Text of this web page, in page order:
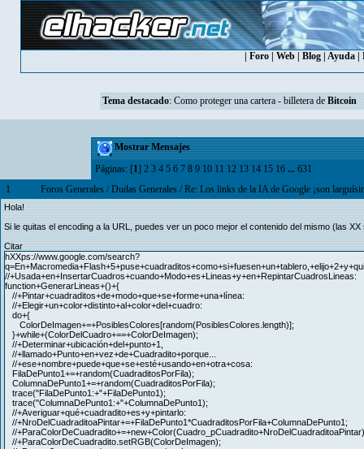
Foro Web Blog Ayuda
Tema destacado: Como proteger una cartera - billetera de Bitcoin
Mostrar Mensajes
Páginas: [1] 2 3 4 5 6 7 8 9 10 11 12 13 14 15 16 ... 631
1
Foros Generales /Dudas Generales /Re: Los links de la IA de Google ¡son
Hola!
Si le quitas el encoding a la URL, puedes ver un poco mejor el contenido del mismo (las
Citar
hXXps://www.google.com/search?
//+Usada+en+InsertarCuadros+cuando+Modo+es+Lineas+y+en+RepintarCuadrosLineas:
function+GenerarLineas+()+{
//+Pintar+cuadraditos+de+modo+que+se+forme+una+línea:
//+Elegir+un+color+distinto+al+color+del+cuadro:
do+{
ColorDeImagen+=+PosiblesColores[random(PosiblesColores.length)];
}+while+(ColorDelCuadro+==+ColorDeImagen);
//+Determinar+ubicación+del+punto+1,
//+llamado+Punto+en+vez+de+Cuadradito+porque...
//+ese+nombre+puede+que+se+esté+usando+en+otra+cosa:
FilaDePunto1+=+random(CuadraditosPorFila);
ColumnaDePunto1+=+random(CuadraditosPorFila);
trace("FilaDePunto1:+"+FilaDePunto1);
trace("ColumnaDePunto1:+"+ColumnaDePunto1);
//+Averiguar+qué+cuadradito+es+y+pintarlo:
//+NroDelCuadraditoaPintar+=+FilaDePunto1*CuadraditosPorFila+ColumnaDePunto1;
//
//+ParaColorDeCuadradito.setRGB(ColorDeImagen);